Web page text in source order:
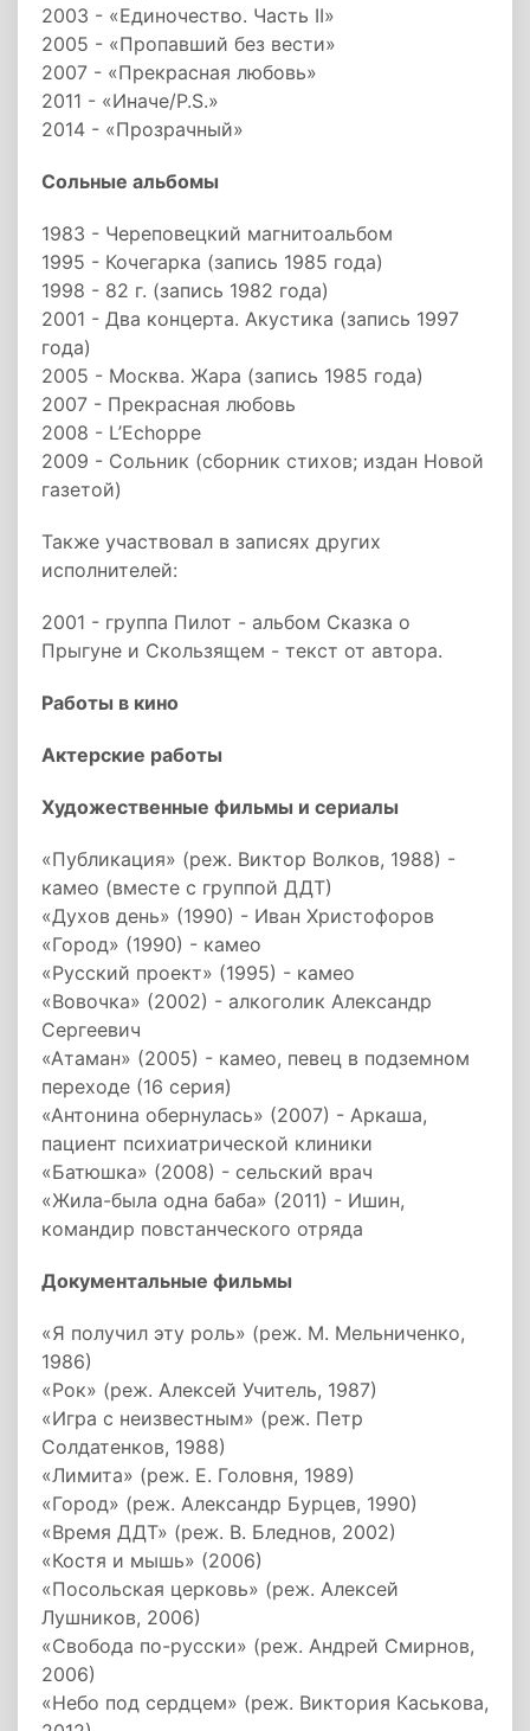
2003 - «Единочество. Часть II»
2005 - «Пропавший без вести»
2007 - «Прекрасная любовь»
2011 - «Иначе/P.S.»
2014 - «Прозрачный»
Сольные альбомы
1983 - Череповецкий магнитоальбом
1995 - Кочегарка (запись 1985 года)
1998 - 82 г. (запись 1982 года)
2001 - Два концерта. Акустика (запись 1997
года)
2005 - Москва. Жара (запись 1985 года)
2007 - Прекрасная любовь
2008 - L’Echoppe
2009 - Сольник (сборник стихов; издан Новой
газетой)
Также участвовал в записях других
исполнителей:
2001 - группа Пилот - альбом Сказка о
Прыгуне и Скользящем - текст от автора.
Работы в кино
Актерские работы
Художественные фильмы и сериалы
«Публикация» (реж. Виктор Волков, 1988) -
камео (вместе с группой ДДТ)
«Духов день» (1990) - Иван Христофоров
«Город» (1990) - камео
«Русский проект» (1995) - камео
«Вовочка» (2002) - алкоголик Александр
Сергеевич
«Атаман» (2005) - камео, певец в подземном
переходе (16 серия)
«Антонина обернулась» (2007) - Аркаша,
пациент психиатрической клиники
«Батюшка» (2008) - сельский врач
«Жила-была одна баба» (2011) - Ишин,
командир повстанческого отряда
Документальные фильмы
«Я получил эту роль» (реж. М. Мельниченко,
1986)
«Рок» (реж. Алексей Учитель, 1987)
«Игра с неизвестным» (реж. Петр
Солдатенков, 1988)
«Лимита» (реж. Е. Головня, 1989)
«Город» (реж. Александр Бурцев, 1990)
«Время ДДТ» (реж. В. Бледнов, 2002)
«Костя и мышь» (2006)
«Посольская церковь» (реж. Алексей
Лушников, 2006)
«Свобода по-русски» (реж. Андрей Смирнов,
2006)
«Небо под сердцем» (реж. Виктория Каськова,